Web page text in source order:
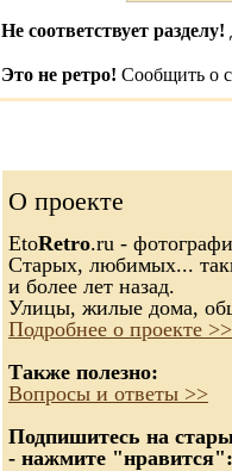
Не соответствует разделу!
Это не ретро! Сообщить о
О проекте
EtoRetro.ru -
Старых, любимых...
и более лет назад.
Улицы, жилые дома,
Подробнее о проекте >>
Также полезно:
Вопросы и ответы >>
Подпишитесь на
- нажмите "нравится":